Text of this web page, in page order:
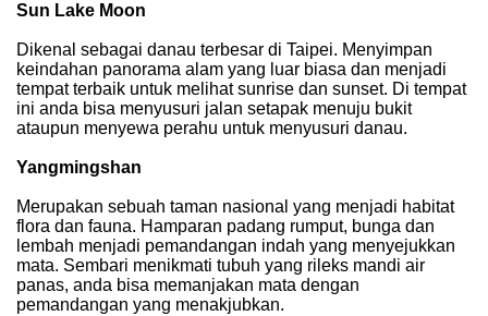
Sun Lake Moon
Dikenal sebagai danau terbesar di Taipei. Menyimpan
keindahan panorama alam yang luar biasa dan menjadi
tempat terbaik untuk melihat sunrise dan sunset. Di tempat
ini anda bisa menyusuri jalan setapak menuju bukit
ataupun menyewa perahu untuk menyusuri danau.
Yangmingshan
Merupakan sebuah taman nasional yang menjadi habitat
flora dan fauna. Hamparan padang rumput, bunga dan
lembah menjadi pemandangan indah yang menyejukkan
mata. Sembari menikmati tubuh yang rileks mandi air
panas, anda bisa memanjakan mata dengan
pemandangan yang menakjubkan.